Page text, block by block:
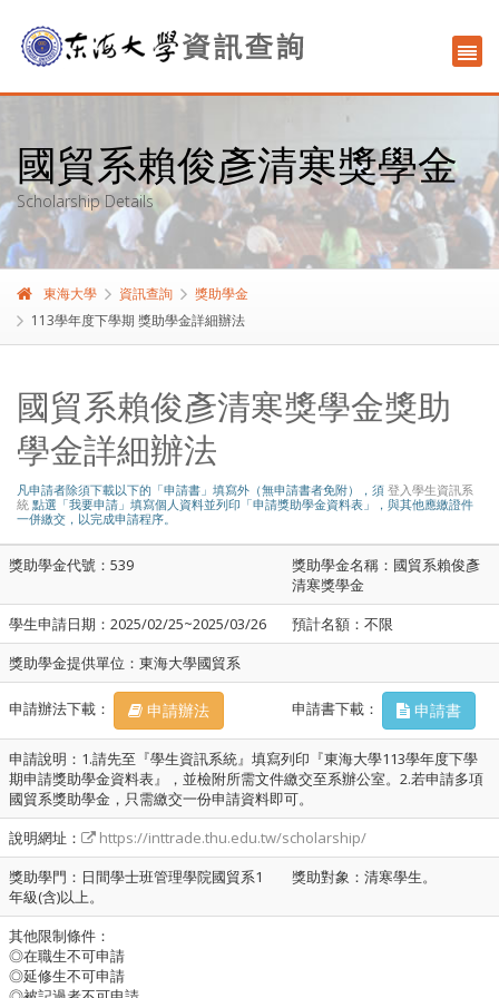
國貿系賴俊彥清寒獎學金
Scholarship Details
東海大學 資訊查詢
獎助學金
113學年度下學期 獎助學金詳細辦法
國貿系賴俊彥清寒獎學金獎助
學金詳細辦法
凡申請者除須下載以下的「申請書」填寫外（無申請書者免附），須 登入學生資訊系
統 點選「我要申請」填寫個人資料並列印「申請獎助學金資料表」，與其他應繳證件
一併繳交，以完成申請程序。
獎助學金代號：539
獎助學金名稱：國貿系賴俊彥
清寒獎學金
學生申請日期：2025/02/25~2025/03/26
預計名額：不限
獎助學金提供單位：東海大學國貿系
申請辦法下載： 申請辦法 申請書下載： 申請書
申請說明：1.請先至『學生資訊系統』填寫列印『東海大學113學年度下學
期申請獎助學金資料表』，並檢附所需文件繳交至系辦公室。2.若申請多項
國貿系獎助學金，只需繳交一份申請資料即可。
說明網址：
https://inttrade.thu.edu.tw/scholarship/
獎助學門：日間學士班管理學院國貿系1
年級(含)以上。
獎助對象：清寒學生。
其他限制條件：
◎在職生不可申請
◎延修生不可申請